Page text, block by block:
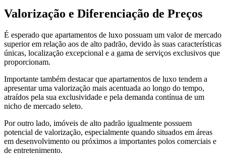
Valorização e Diferenciação de Preços
É esperado que apartamentos de luxo possuam um valor de mercado
superior em relação aos de alto padrão, devido às suas características
únicas, localização excepcional e a gama de serviços exclusivos que
proporcionam.
Importante também destacar que apartamentos de luxo tendem a
apresentar uma valorização mais acentuada ao longo do tempo,
atraídos pela sua exclusividade e pela demanda contínua de um
nicho de mercado seleto.
Por outro lado, imóveis de alto padrão igualmente possuem
potencial de valorização, especialmente quando situados em áreas
em desenvolvimento ou próximos a importantes polos comerciais e
de entretenimento.